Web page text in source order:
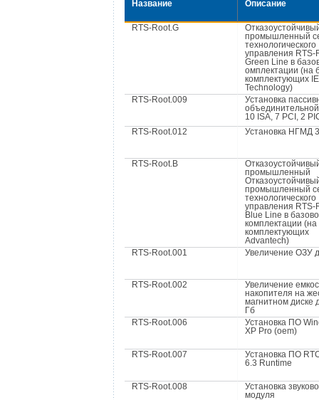
Название Описание
RTS-Root.G
промышленный
технологического
управления RTS-
Green Line в
омплектации (на
комплектующих
Technology)
RTS-Root.009
Установка
10 ISA, 7 PCI, 2
RTS-Root.012
Установка НГМД
RTS-Root.B
промышленный
промышленный
технологического
управления RTS-
Blue Line в
комплектации (на
комплектующих
Advantech)
RTS-Root.001
Увеличение ОЗУ
RTS-Root.002
Увеличение
накопителя на
магнитном диске
Гб
RTS-Root.006
Установка ПО
XP Pro (oem)
RTS-Root.007
Установка ПО
6.3 Runtime
RTS-Root.008
Установка
модуля